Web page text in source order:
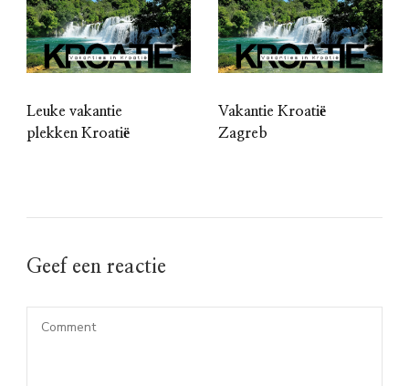
Leuke vakantie
plekken Kroatië
Vakantie Kroatië
Zagreb
Geef een reactie